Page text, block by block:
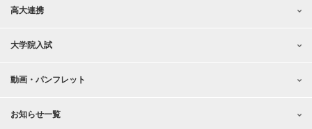
高大連携
大学院入試
動画・パンフレット
お知らせ一覧